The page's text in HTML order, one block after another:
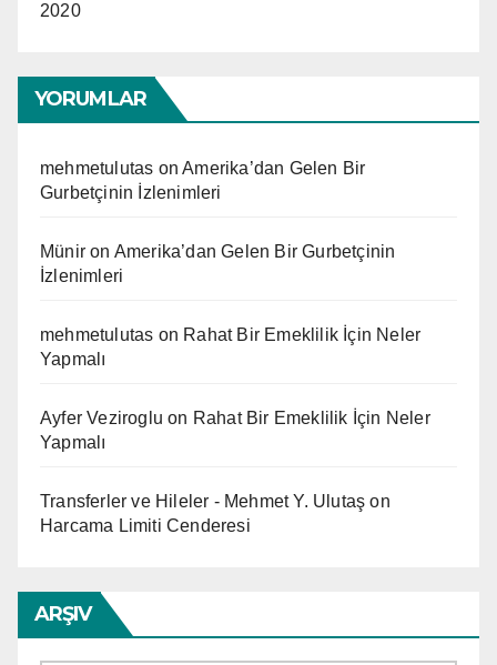
2020
YORUMLAR
mehmetulutas onAmerika’dan Gelen Bir
Gurbetçinin İzlenimleri
Münir on Amerika’dan Gelen Bir Gurbetçinin
İzlenimleri
mehmetulutas on Rahat Bir Emeklilik İçin Neler
Yapmalı
Ayfer Veziroglu on Rahat Bir Emeklilik İçin Neler
Yapmalı
Transferler ve Hileler - Mehmet Y. Ulutaş on
Harcama Limiti Cenderesi
ARŞIV